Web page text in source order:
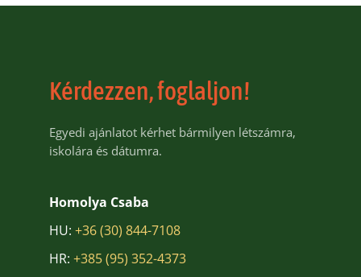
Kérdezzen, foglaljon!
Egyedi ajánlatot kérhet bármilyen létszámra,
iskolára és dátumra.
Homolya Csaba
HU: +36 (30) 844-7108
HR: +385 (95) 352-4373